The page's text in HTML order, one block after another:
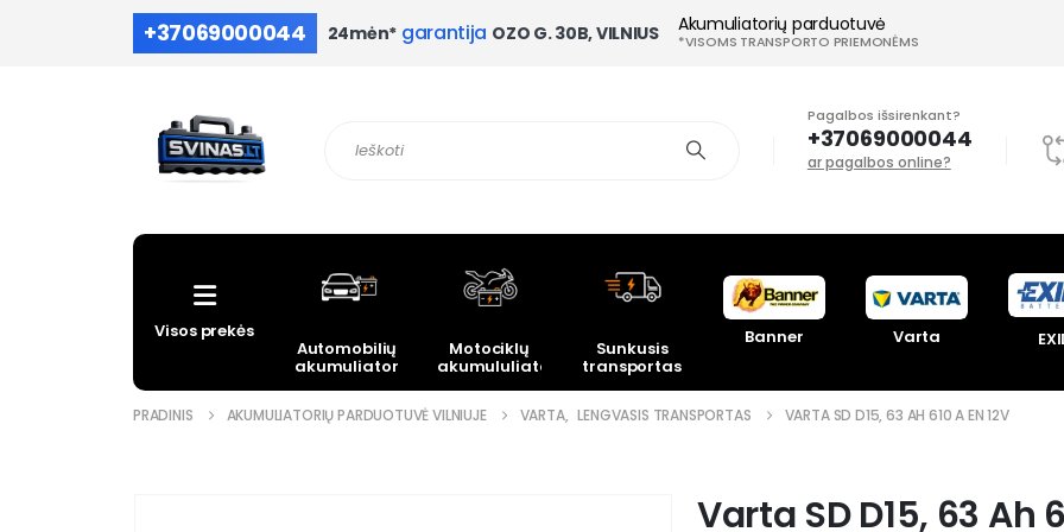
+37069000044 24mėn* garantija OZO G. 30B, VILNIUS Akumuliatorių parduotuvė
*VISOMS TRANSPORTO PRIEMONĖMS
Pagalbos išsirenkant?
+37069000044
ar pagalbos online?
Visos prekės
Automobilių
akumuliatoriai
Motociklų
akumululiatoriai
Sunkusis
transportas
Banner Varta
PRADINIS AKUMULIATORIŲ PARDUOTUVĖ VILNIUJE VARTA, LENGVASIS TRANSPORTAS VARTA SD D15, 63 AH 610 A EN 12V
Varta SD D15, 63 Ah